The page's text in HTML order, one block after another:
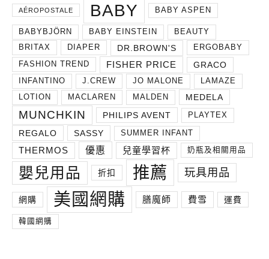
AÉROPOSTALE BABY BABY ASPEN
BABYBJÖRN BABY EINSTEIN
BEAUTY
BRITAX
DIAPER DR.BROWN'S
ERGOBABY
FASHION TREND
FISHER PRICE GRACO
INFANTINO J.CREW JO MALONE
LAMAZE
LOTION
MACLAREN MALDEN MEDELA
MUNCHKIN PHILIPS AVENT PLAYTEX
REGALO SASSY SUMMER INFANT
THERMOS 優惠 兒童學習杯 奶瓶及相關用品
嬰兒用品 折扣 推薦 玩具用品
網購 美國網購 膳魔師 費雪 運費
韓國網購